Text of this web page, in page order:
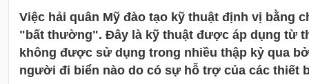
Việc hải quân Mỹ đào tạo kỹ thuật định vị bằng
"bất thường". Đây là kỹ thuật được áp dụng từ
không được sử dụng trong nhiều thập kỷ qua
người đi biển nào do có sự hỗ trợ của các thiết